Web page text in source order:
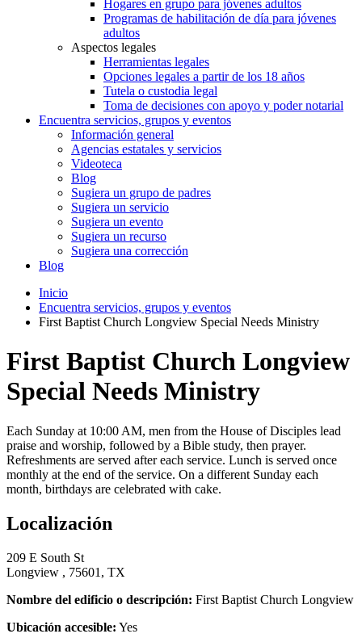
Hogares en grupo para jóvenes adultos
Programas de habilitación de día para jóvenes
adultos
Aspectos legales
Herramientas legales
Opciones legales a partir de los 18 años
Tutela o custodia legal
Toma de decisiones con apoyo y poder notarial
Encuentra servicios, grupos y eventos
Información general
Agencias estatales y servicios
Videoteca
Blog
Sugiera un grupo de padres
Sugiera un servicio
Sugiera un evento
Sugiera un recurso
Sugiera una corrección
Blog
Inicio
Encuentra servicios, grupos y eventos
First Baptist Church Longview Special Needs Ministry
First Baptist Church Longview
Special Needs Ministry
Each Sunday at 10:00 AM, men from the House of Disciples lead
praise and worship, followed by a Bible study, then prayer.
Refreshments are served after each service. Lunch is served once
monthly at the end of the service. On a different Sunday each
month, birthdays are celebrated with cake.
Localización
209 E South St
Longview , 75601, TX
Nombre del edificio o descripción: First Baptist Church Longview
Ubicación accesible: Yes